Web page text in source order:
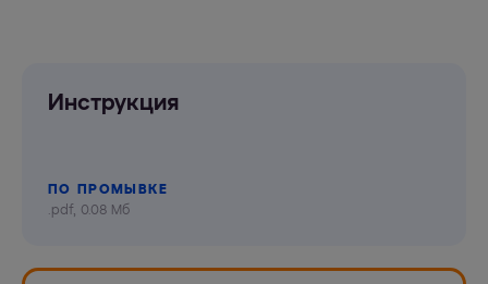
Инструкция
ПО ПРОМЫВКЕ
.pdf, 0.08 Мб